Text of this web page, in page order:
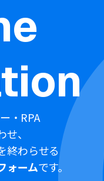
・RPA
、
終わらせる
ォームです。